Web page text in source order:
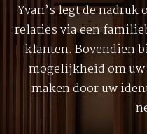
Yvan’s legt de
relaties via een
klanten. Bovendien
mogelijkheid om
maken door uw